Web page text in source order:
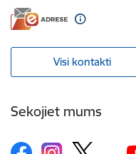
Visi kontakti
Sekojiet mums